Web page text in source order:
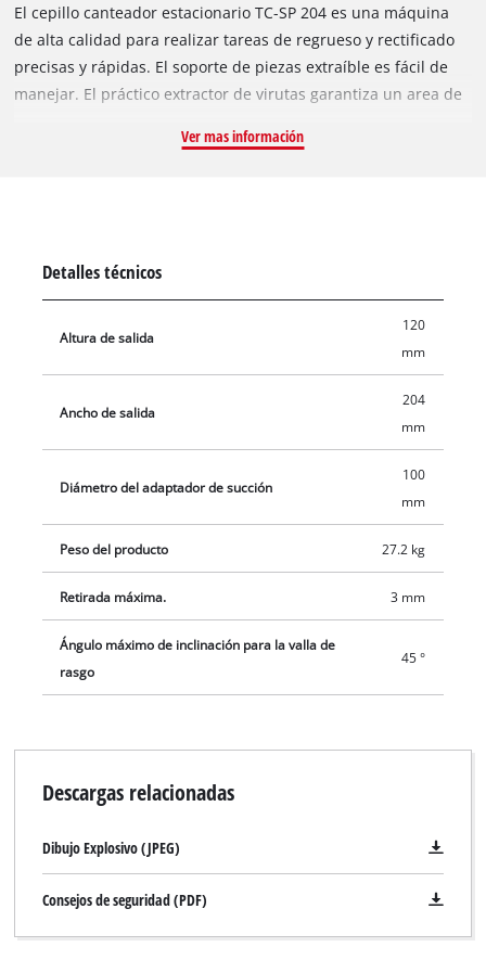
El cepillo canteador estacionario TC-SP 204 es una máquina
de alta calidad para realizar tareas de regrueso y rectificado
precisas y rápidas. El soporte de piezas extraíble es fácil de
manejar. El práctico extractor de virutas garantiza un area de
La mesa es de aluminio resistente y está configurada con un
en marcha involuntariamente después de un corte de
Ver mas información
Detalles técnicos
Altura de salida
120
mm
Ancho de salida
204
mm
Diámetro del adaptador de succión
100
mm
Peso del producto 27.2 kg
Retirada máxima. 3 mm
Ángulo máximo de inclinación para la valla de
rasgo
45 °
Descargas relacionadas
Dibujo Explosivo (JPEG)
Consejos de seguridad (PDF)